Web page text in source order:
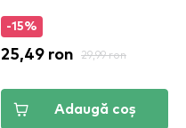
-15%
25,49 ron 29,99 ron
Adaugă coș